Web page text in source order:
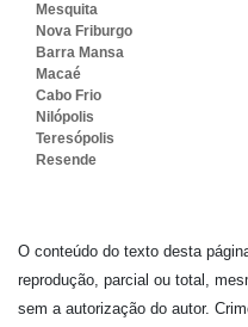
Mesquita
Nova Friburgo
Barra Mansa
Macaé
Cabo Frio
Nilópolis
Teresópolis
Resende
O conteúdo do texto desta
reprodução, parcial ou total,
sem a autorização do autor.